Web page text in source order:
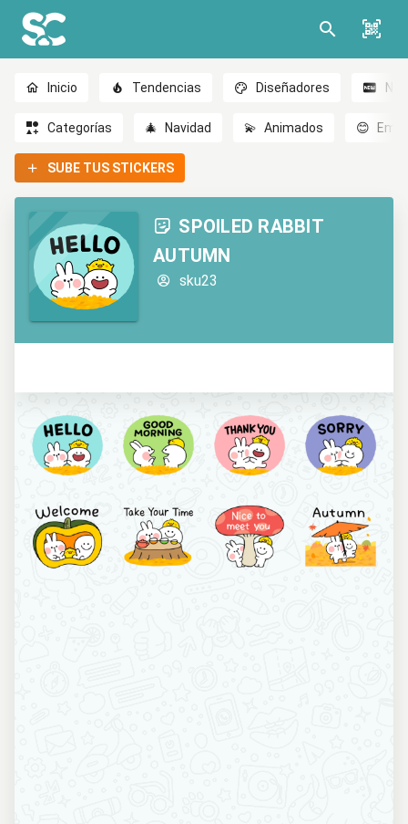
Inicio Tendencias Diseñadores
Categorías 🎄 Navidad 💫 Animados 😊
SUBE TUS STICKERS
SPOILED RABBIT
AUTUMN
sku23